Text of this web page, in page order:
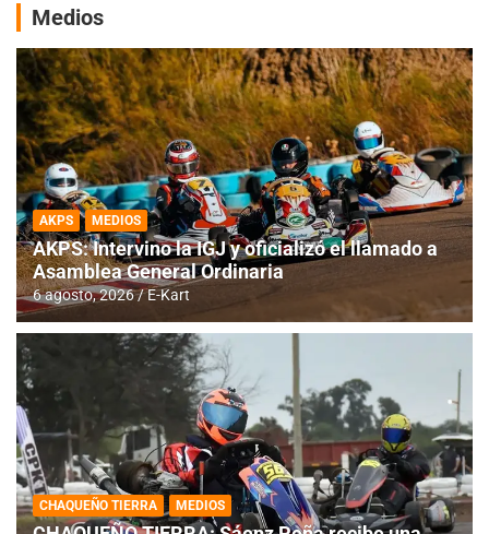
Medios
AKPS MEDIOS
AKPS: Intervino la IGJ y oficializó el llamado a
Asamblea General Ordinaria
6 agosto, 2026 E-Kart
CHAQUEÑO TIERRA MEDIOS